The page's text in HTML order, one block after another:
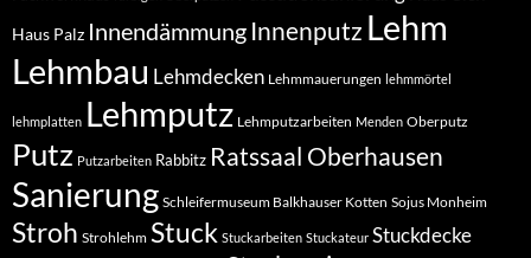
Haus Palz Innendämmung Innenputz Lehm
Lehmbau Lehmdecken Lehmmauerungen lehmmörtel
lehmplatten Lehmputz Lehmputzarbeiten Menden Oberputz
Putz Putzarbeiten Rabbitz Ratssaal Oberhausen
Sanierung Schleifermuseum Balkhauser Kotten Sojus Monheim
Stroh Strohlehm Stuck Stuckarbeiten Stuckateur Stuckdecke